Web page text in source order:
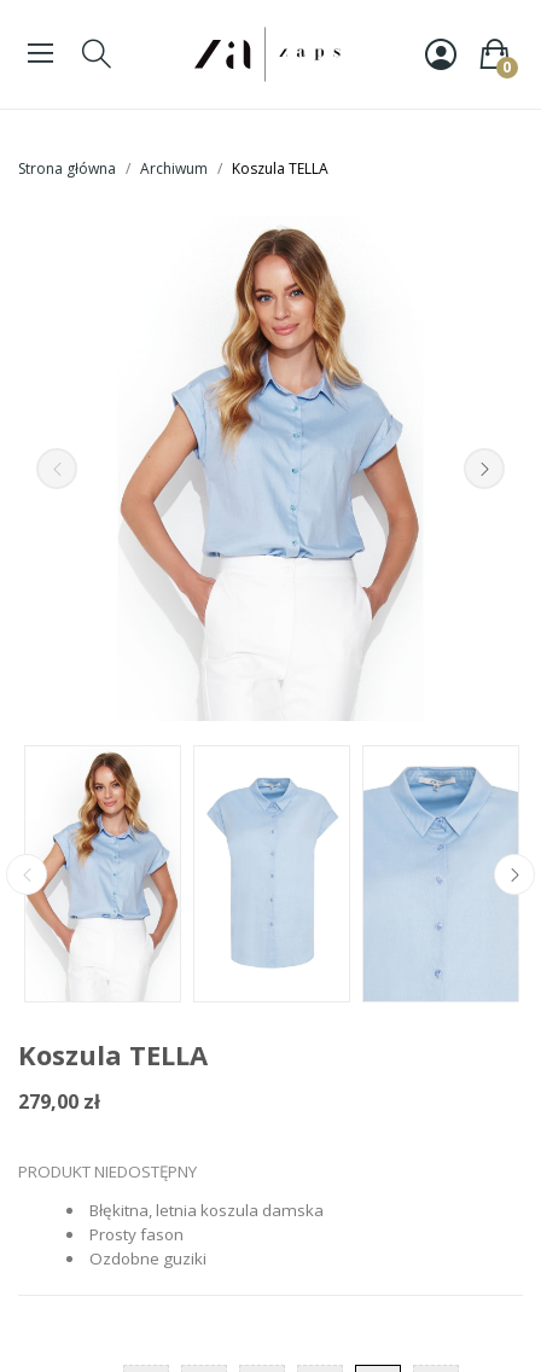
0
Strona główna Archiwum Koszula TELLA
Koszula TELLA
279,00 zł
PRODUKT NIEDOSTĘPNY
Błękitna, letnia koszula damska
Prosty fason
Ozdobne guziki